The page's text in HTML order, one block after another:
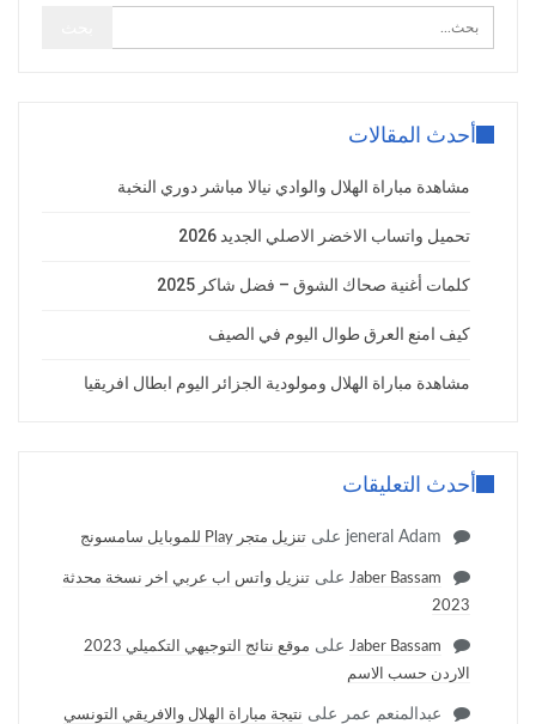
أحدث المقالات
مشاهدة مباراة الهلال والوادي نيالا مباشر دوري النخبة
تحميل واتساب الاخضر الاصلي الجديد 2026
كلمات أغنية صحاك الشوق – فضل شاكر 2025
كيف امنع العرق طوال اليوم في الصيف
مشاهدة مباراة الهلال ومولودية الجزائر اليوم ابطال افريقيا
أحدث التعليقات
jeneral Adam على تنزيل متجر Play للموبايل سامسونج
Jaber Bassam على تنزيل واتس اب عربي اخر نسخة محدثة
2023
Jaber Bassam على
موقع نتائج التوجيهي التكميلي 2023
الاردن حسب الاسم
عبدالمنعم عمر على نتيجة مباراة الهلال والافريقي التونسي